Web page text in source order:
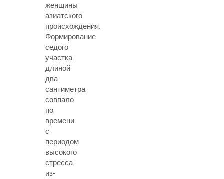
женщины
азиатского
происхождения.
Формирование
седого
участка
длиной
два
сантиметра
совпало
по
времени
с
периодом
высокого
стресса
из-